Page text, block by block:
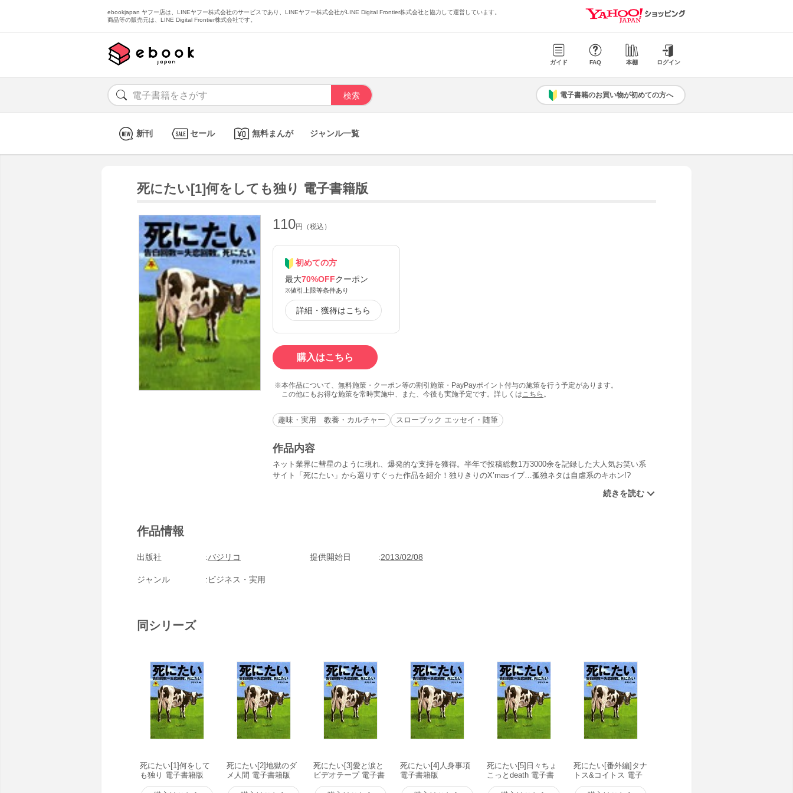
ebookjapan ヤフー店は、LINEヤフー株式会社のサービスであり、LINEヤフー株式会社がLINE Digital Frontier株式会社と協力して運営しています。
商品等の販売元は、LINE Digital Frontier株式会社です。
ガイド FAQ 本棚 ログイン
電子書籍のお買い物が初めての方へ
新刊 セール 無料まんが ジャンル一覧
死にたい[1]何をしても独り 電子書籍版
110円（税込）
初めての方
最大70%OFFクーポン
※値引上限等条件あり
詳細・獲得はこちら
購入はこちら
本作品について、無料施策・クーポン等の割引施策・PayPayポイント付与の施策を行う予定があります。
この他にもお得な施策を常時実施中、また、今後も実施予定です。詳しくは こちら 。
趣味・実用 教養・カルチャー スローブック エッセイ・随筆
作品内容
ネット業界に彗星のように現れ、爆発的な支持を獲得。半年で投稿総数1万3000余を記録した大人気お笑い系
サイト「死にたい」から選りすぐった作品を紹介！独りきりのX’masイブ…孤独ネタは自虐系のキホン!?
作品情報
出版社 バジリコ 提供開始日 2013/02/08
ジャンル ビジネス・実用
同シリーズ
死にたい[1]何をして
も独り 電子書籍版
死にたい[2]地獄のダ
メ人間 電子書籍版
死にたい[3]愛と涙と
ビデオテープ 電子書
籍版
死にたい[4]人身事項
電子書籍版
死にたい[5]日々ちょ
こっとdeath 電子書
籍版
死にたい[番外編]タナ
トス&コイトス 電子
書籍版